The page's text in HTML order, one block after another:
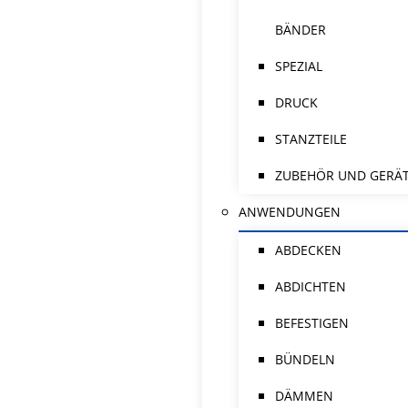
BÄNDER
SPEZIAL
DRUCK
STANZTEILE
ZUBEHÖR UND
ANWENDUNGEN
ABDECKEN
ABDICHTEN
BEFESTIGEN
BÜNDELN
DÄMMEN